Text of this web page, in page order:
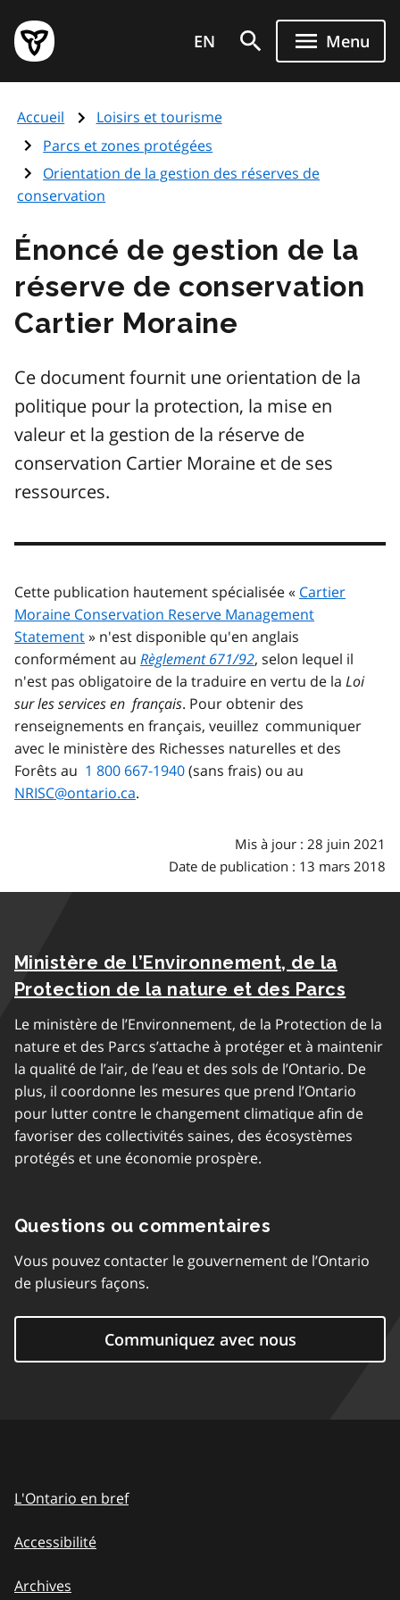
au
contenu
principal
Page
d'accueil
de
l'Ontario
EN Menu
Accueil
Loisirs et tourisme
Parcs et zones protégées
Orientation de la gestion des réserves de
conservation
Énoncé de gestion de la
réserve de conservation
Cartier Moraine
Ce document fournit une orientation de la
politique pour la protection, la mise en
valeur et la gestion de la réserve de
conservation Cartier Moraine et de ses
ressources.
Cette publication hautement spécialisée « Cartier
Moraine Conservation Reserve Management
Statement» n'est disponible qu'en anglais
conformément au Règlement 671/92, selon lequel il
n'est pas obligatoire de la traduire en vertu de la Loi
sur les services en français. Pour obtenir des
renseignements en français, veuillez communiquer
avec le ministère des Richesses naturelles et des
Forêts au 1 800 667-1940(sans frais) ou au
NRISC@ontario.ca.
Mis à jour : 28 juin 2021
Date de publication : 13 mars 2018
Ministère de l’Environnement, de la
Protection de la nature et des Parcs
Le ministère de l’Environnement, de la Protection de la
nature et des Parcs s’attache à protéger et à maintenir
la qualité de l’air, de l’eau et des sols de l’Ontario. De
plus, il coordonne les mesures que prend l’Ontario
pour lutter contre le changement climatique afin de
favoriser des collectivités saines, des écosystèmes
protégés et une économie prospère.
Questions ou commentaires
Vous pouvez contacter le gouvernement de l’Ontario
de plusieurs façons.
Communiquez avec nous
L'Ontario en bref
Accessibilité
Archives